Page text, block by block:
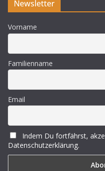
Newsletter
Vorname
Familienname
Email
Indem Du fortfährst,
Datenschutzerklärung.